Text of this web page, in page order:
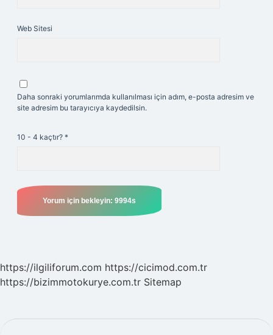
Web Sitesi
Daha sonraki yorumlarımda kullanılması için adım, e-posta adresim ve
site adresim bu tarayıcıya kaydedilsin.
10 - 4 kaçtır? *
https://ilgiliforum.com https://cicimod.com.tr
https://bizimmotokurye.com.tr Sitemap